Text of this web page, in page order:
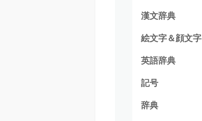
漢文辞典
絵文字＆顔文字
英語辞典
記号
辞典